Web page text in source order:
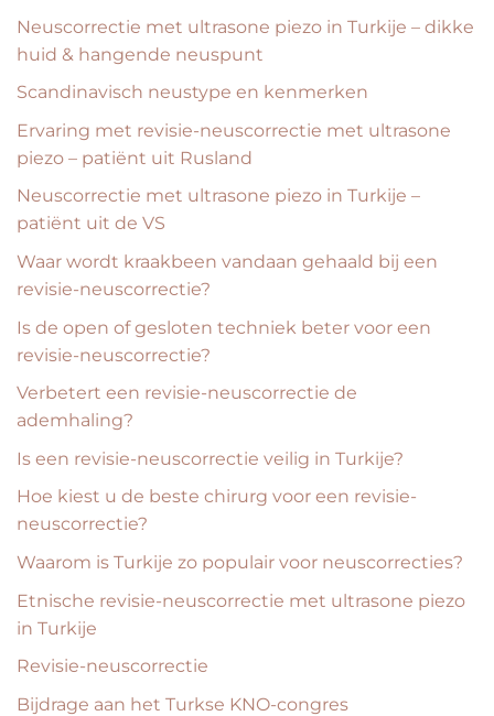
Neuscorrectie met ultrasone piezo in Turkije – dikke
huid & hangende neuspunt
Scandinavisch neustype en kenmerken
Ervaring met revisie-neuscorrectie met ultrasone
piezo – patiënt uit Rusland
Neuscorrectie met ultrasone piezo in Turkije –
patiënt uit de VS
Waar wordt kraakbeen vandaan gehaald bij een
revisie-neuscorrectie?
Is de open of gesloten techniek beter voor een
revisie-neuscorrectie?
Verbetert een revisie-neuscorrectie de
ademhaling?
Is een revisie-neuscorrectie veilig in Turkije?
Hoe kiest u de beste chirurg voor een revisie-
neuscorrectie?
Waarom is Turkije zo populair voor neuscorrecties?
Etnische revisie-neuscorrectie met ultrasone piezo
in Turkije
Revisie-neuscorrectie
Bijdrage aan het Turkse KNO-congres